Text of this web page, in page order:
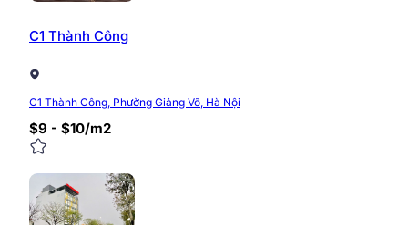
C1 Thành Công
C1 Thành Công, Phường Giảng Võ, Hà Nội
$9 - $10/m2